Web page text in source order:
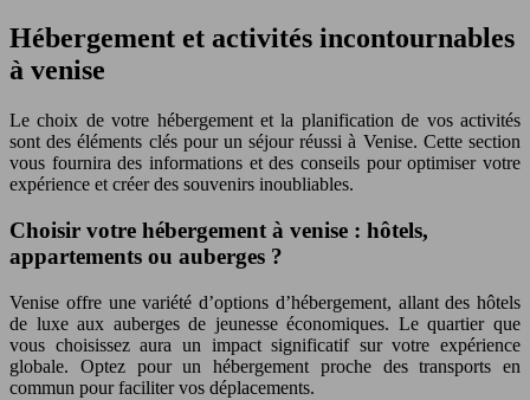
Hébergement et activités incontournables
à venise
Le choix de votre hébergement et la planification de vos activités
sont des éléments clés pour un séjour réussi à Venise. Cette section
vous fournira des informations et des conseils pour optimiser votre
expérience et créer des souvenirs inoubliables.
Choisir votre hébergement à venise : hôtels,
appartements ou auberges ?
Venise offre une variété d’options d’hébergement, allant des hôtels
de luxe aux auberges de jeunesse économiques. Le quartier que
vous choisissez aura un impact significatif sur votre expérience
globale. Optez pour un hébergement proche des transports en
commun pour faciliter vos déplacements.